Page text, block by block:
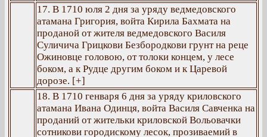
17. В 1710 юля 2 дня за уряду ведмедовского
атамана Григория, войта Кирила Бахмата на
проданой от жителя ведмедовского Василя
Суличича Грицкови Безбородкови грунт на реце
Ожиновце головою, от толоки концем, у лесе
боком, а к Рудце другим боком и к Царевой
дорозе. [+]
18. В 1710 генваря 6 дня за уряду криловского
атамана Ивана Одинця, войта Василя Савченка на
проданий от жительки криловской Вольовачки
сотникови городискому лесок, прозиваемий в